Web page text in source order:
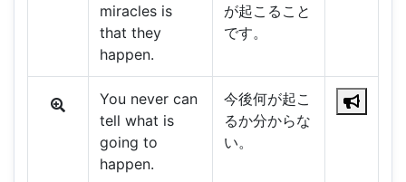
miracles is
that they
happen.
が起こること
です。
You never can
tell what is
going to
happen.
今後何が起こ
るか分からな
い。